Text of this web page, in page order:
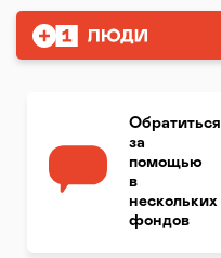
Обратиться
за
помощью
в
нескольких
фондов